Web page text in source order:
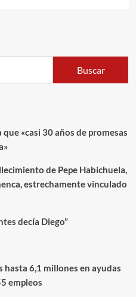
Buscar
«casi 30 años de promesas
de Pepe Habichuela,
estrechamente vinculado
decía Diego”
hasta 6,1 millones en ayudas
empleos